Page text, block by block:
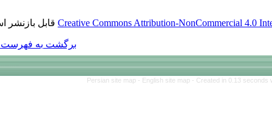
Creative Commonsقابل بازنشر است.
Persian site map